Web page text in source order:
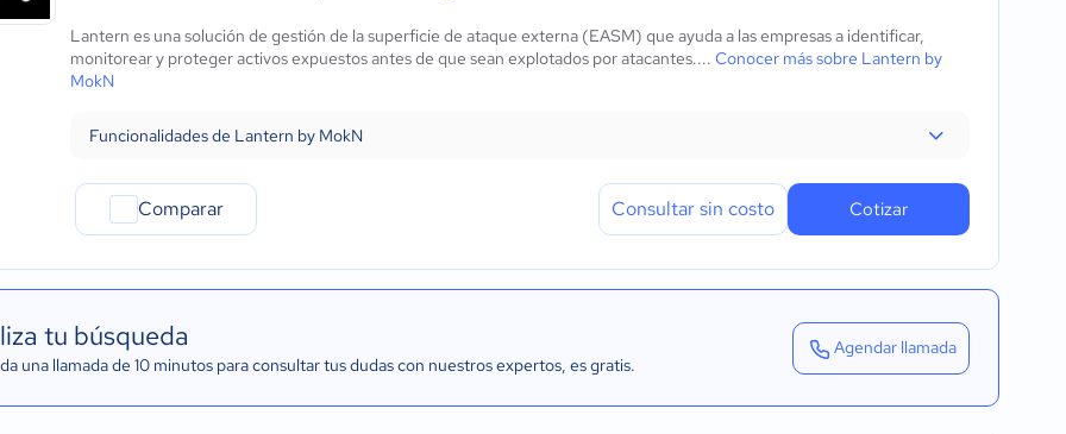
Lantern es una solución de gestión de la superficie de ataque externa (EASM) que ayuda a las empresas a identificar,
monitorear y proteger activos expuestos antes de que sean explotados por atacantes.... Conocer más sobre Lantern by
MokN
Funcionalidades de Lantern by MokN
Comparar Consultar sin costo Cotizar
tu búsqueda
una llamada de 10 minutos para consultar tus dudas con nuestros expertos, es gratis.
Agendar llamada